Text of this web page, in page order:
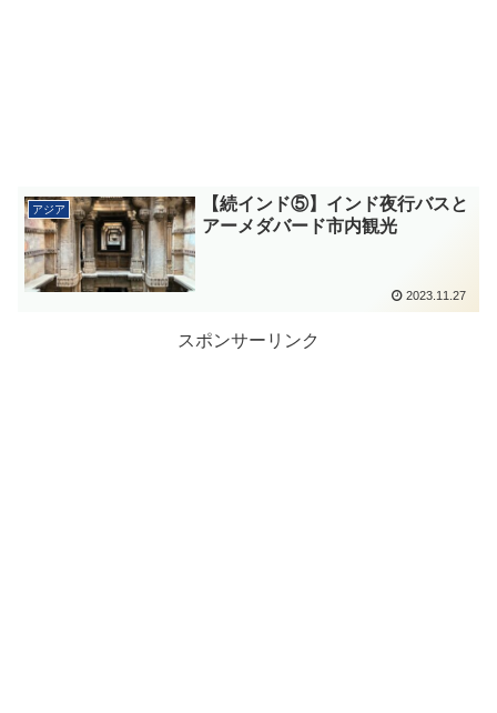
アジア
【続インド⑤】インド夜行バスと
アーメダバード市内観光
2023.11.27
スポンサーリンク